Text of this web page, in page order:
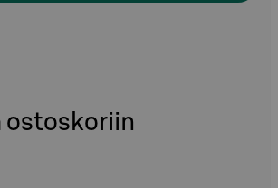
ostoskoriin